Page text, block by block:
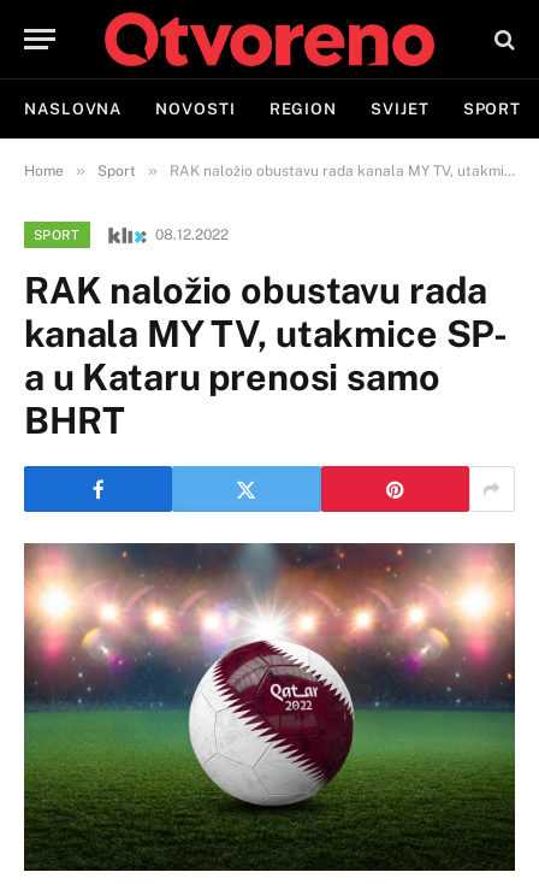
NASLOVNA NOVOSTI REGION SVIJET SPORT
Home » Sport » RAK naložio obustavu rada kanala MY TV, utakmice SP-a u Kataru prenosi samo BHRT
SPORT 08.12.2022
RAK naložio obustavu rada
kanala MY TV, utakmice SP-
a u Kataru prenosi samo
BHRT